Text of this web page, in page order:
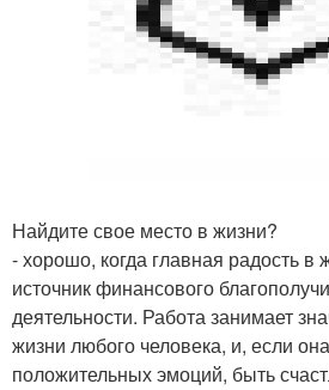
Найдите свое место в жизни?
- хорошо, когда главная радость в
источник финансового
деятельности. Работа занимает
жизни любого человека, и, если
положительных эмоций, быть